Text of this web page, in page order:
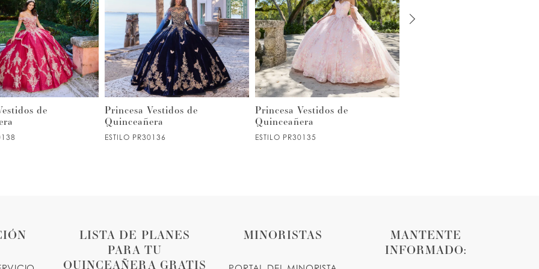
de
Princesa Vestidos de
Quinceañera
ESTILO PR30136
Princesa Vestidos de
Quinceañera
ESTILO PR30135
LISTA DE PLANES
PARA TU
QUINCEAÑERA GRATIS
MINORISTAS
MANTENTE
INFORMADO: